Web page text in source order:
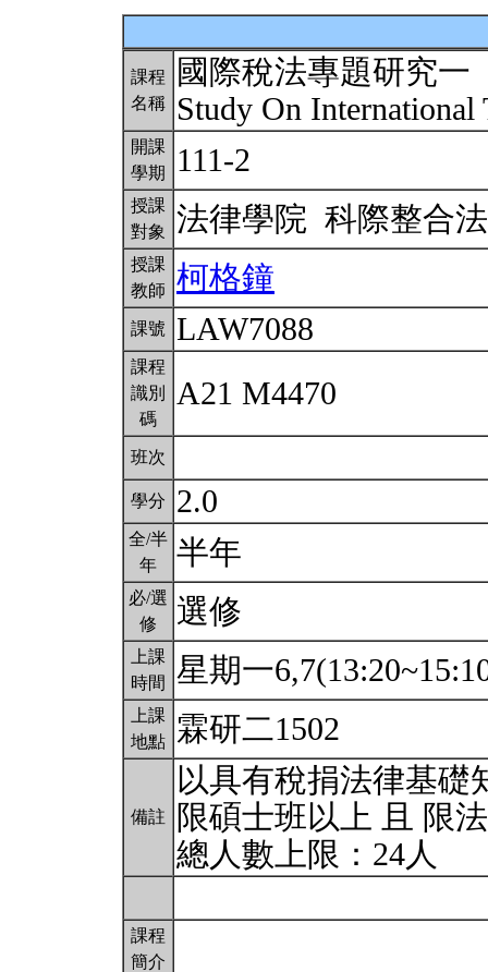
課程
名稱
國際稅法專題研究一
Study On
開課
學期
111-2
授課
對象
法律學院 科際整合
授課
教師
柯格鐘
課號 LAW7088
課程
識別
碼
A21 M4470
班次
學分 2.0
全/半
年
半年
必/選
修
選修
上課
時間
星期一
上課
地點
霖研二1502
備註
以具有稅捐法律基礎
限碩士班以上 且 限
總人數上限：24人
課程
簡介